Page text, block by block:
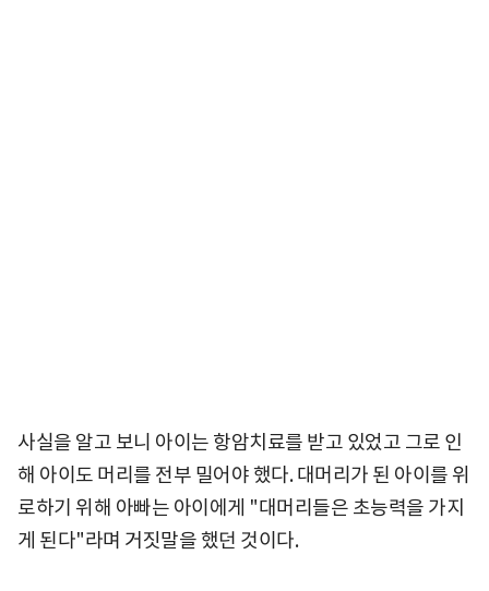
사실을 알고 보니 아이는 항암치료를 받고 있었고 그로 인
해 아이도 머리를 전부 밀어야 했다. 대머리가 된 아이를 위
로하기 위해 아빠는 아이에게 "대머리들은 초능력을 가지
게 된다"라며 거짓말을 했던 것이다.